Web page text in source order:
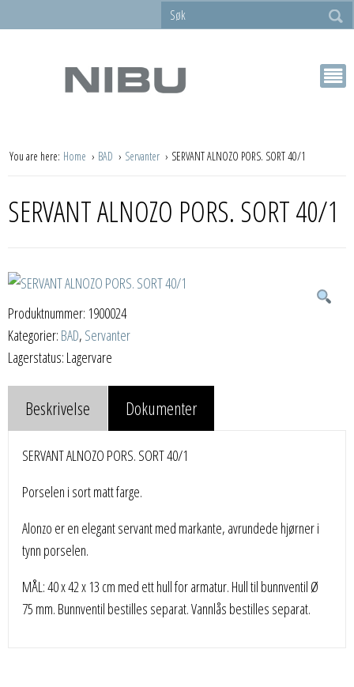
You are here: Home BAD Servanter SERVANT ALNOZO PORS. SORT 40/1
SERVANT ALNOZO PORS. SORT 40/1
Produktnummer: 1900024
Kategorier: BAD, Servanter
Lagerstatus: Lagervare
Beskrivelse Dokumenter
SERVANT ALNOZO PORS. SORT 40/1
Porselen i sort matt farge.
Alonzo er en elegant servant med markante, avrundede hjørner i
tynn porselen.
MÅL: 40 x 42 x 13 cm med ett hull for armatur. Hull til bunnventil Ø
75 mm. Bunnventil bestilles separat. Vannlås bestilles separat.